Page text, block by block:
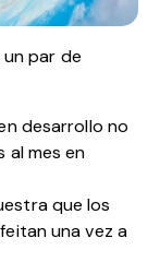
par de
desarrollo no
mes en
que los
una vez a